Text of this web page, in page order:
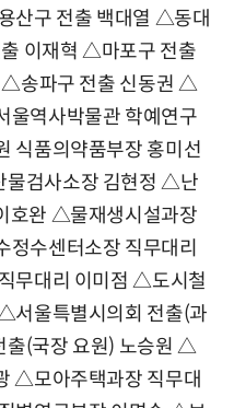
산구 전출 백대열 △동대
이재혁 △마포구 전출
송파구 전출 신동권 △
역사박물관 학예연구
식품의약품부장 홍미선
검사소장 김현정 △난
호완 △물재생시설과장
수센터소장 직무대리
무대리 이미점 △도시철
서울특별시의회 전출(과
출(국장 요원) 노승원 △
△모아주택과장 직무대